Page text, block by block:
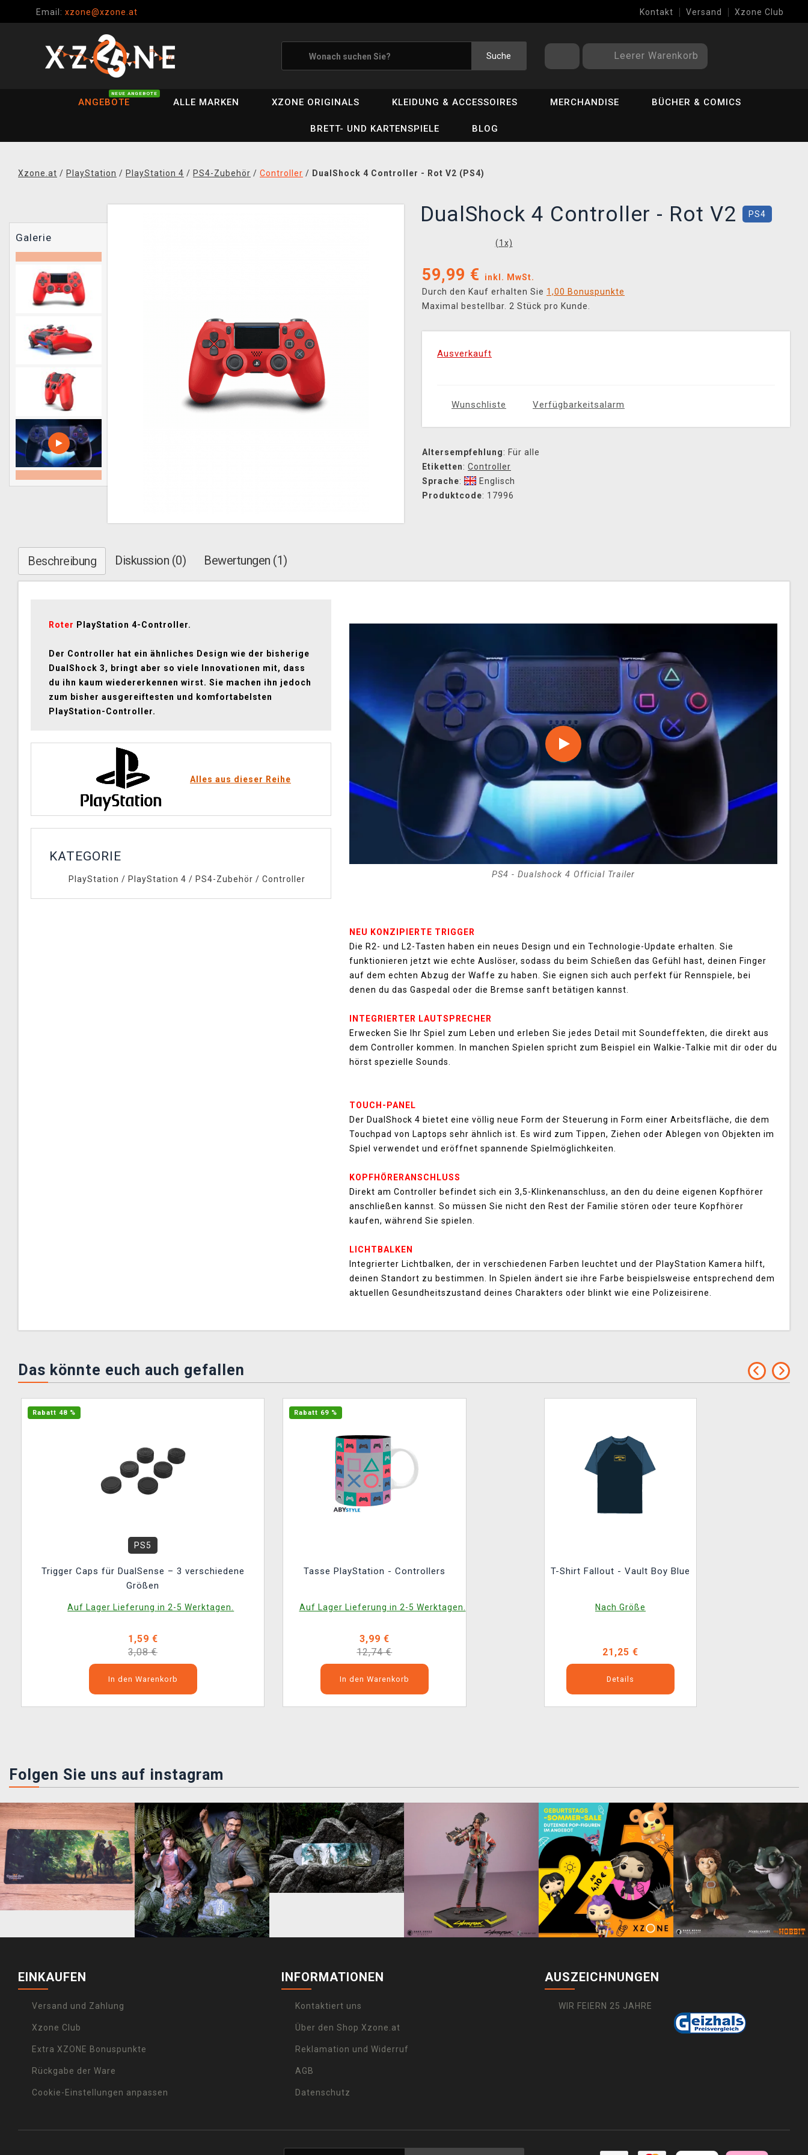
Email: xzone@xzone.at Kontakt Versand Xzone Club
Suche Leerer Warenkorb
ANGEBOTE
NEUE ANGEBOTE
ALLE MARKEN XZONE ORIGINALS KLEIDUNG & ACCESSOIRES MERCHANDISE BÜCHER & COMICS
BRETT- UND KARTENSPIELE BLOG
Xzone.at / PlayStation / PlayStation 4 / PS4-Zubehör / Controller / DualShock 4 Controller - Rot V2 (PS4)
Galerie
DualShock 4 Controller - Rot V2 PS4
(1 x)
59,99 €
inkl. MwSt.
Durch den Kauf erhalten Sie 1,00 Bonuspunkte
Maximal bestellbar. 2 Stück pro Kunde.
Ausverkauft
Wunschliste Verfügbarkeitsalarm
Altersempfehlung: Für alle
Etiketten: Controller
Sprache:
Englisch
Produktcode: 17996
Beschreibung Diskussion (0) Bewertungen (1)
Roter PlayStation 4-Controller.
Der Controller hat ein ähnliches Design wie der bisherige
DualShock 3, bringt aber so viele Innovationen mit, dass
du ihn kaum wiedererkennen wirst. Sie machen ihn jedoch
zum bisher ausgereiftesten und komfortabelsten
PlayStation-Controller.
Alles aus dieser Reihe
KATEGORIE
PlayStation / PlayStation 4 / PS4-Zubehör / Controller PS4 - Dualshock 4 Official Trailer
NEU KONZIPIERTE TRIGGER
Die R2- und L2-Tasten haben ein neues Design und ein Technologie-Update erhalten. Sie
funktionieren jetzt wie echte Auslöser, sodass du beim Schießen das Gefühl hast, deinen Finger
auf dem echten Abzug der Waffe zu haben. Sie eignen sich auch perfekt für Rennspiele, bei
denen du das Gaspedal oder die Bremse sanft betätigen kannst.
INTEGRIERTER LAUTSPRECHER
Erwecken Sie Ihr Spiel zum Leben und erleben Sie jedes Detail mit Soundeffekten, die direkt aus
dem Controller kommen. In manchen Spielen spricht zum Beispiel ein Walkie-Talkie mit dir oder du
hörst spezielle Sounds.
TOUCH-PANEL
Der DualShock 4 bietet eine völlig neue Form der Steuerung in Form einer Arbeitsfläche, die dem
Touchpad von Laptops sehr ähnlich ist. Es wird zum Tippen, Ziehen oder Ablegen von Objekten im
Spiel verwendet und eröffnet spannende Spielmöglichkeiten.
KOPFHÖRERANSCHLUSS
Direkt am Controller befindet sich ein 3,5-Klinkenanschluss, an den du deine eigenen Kopfhörer
anschließen kannst. So müssen Sie nicht den Rest der Familie stören oder teure Kopfhörer
kaufen, während Sie spielen.
LICHTBALKEN
Integrierter Lichtbalken, der in verschiedenen Farben leuchtet und der PlayStation Kamera hilft,
deinen Standort zu bestimmen. In Spielen ändert sie ihre Farbe beispielsweise entsprechend dem
aktuellen Gesundheitszustand deines Charakters oder blinkt wie eine Polizeisirene.
Das könnte euch auch gefallen
Rabatt 48 %
PS5
Trigger Caps für DualSense – 3 verschiedene
Größen
Auf Lager Lieferung in 2-5 Werktagen.
1,59 €
3,08 €
In den Warenkorb
Rabatt 69 %
Tasse PlayStation - Controllers
Auf Lager Lieferung in 2-5 Werktagen.
3,99 €
12,74 €
In den Warenkorb
T-Shirt Fallout - Vault Boy Blue
Nach Größe
21,25 €
Details
Folgen Sie uns auf instagram
EINKAUFEN
Versand und Zahlung
Xzone Club
Extra XZONE Bonuspunkte
Rückgabe der Ware
Cookie-Einstellungen anpassen
INFORMATIONEN
Kontaktiert uns
Über den Shop Xzone.at
Reklamation und Widerruf
AGB
Datenschutz
AUSZEICHNUNGEN
WIR FEIERN 25 JAHRE